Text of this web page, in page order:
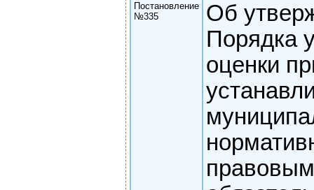
Постановление
№335
Об
Порядка
оценки